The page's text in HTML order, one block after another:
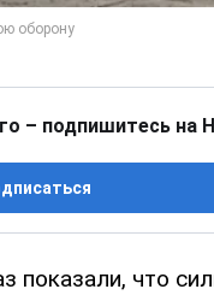
– подпишитесь на
показали, что